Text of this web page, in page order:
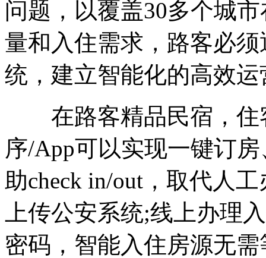
问题，以覆盖30多个城
量和入住需求，路客必
统，建立智能化的高效
在路客精品民宿，住
序/App可以实现一键订
助check in/out，取代人
上传公安系统;线上办理
密码，智能入住房源无